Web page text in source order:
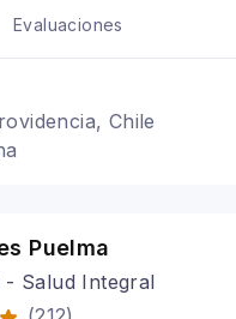
Evaluaciones
Chile
Puelma
- Salud Integral